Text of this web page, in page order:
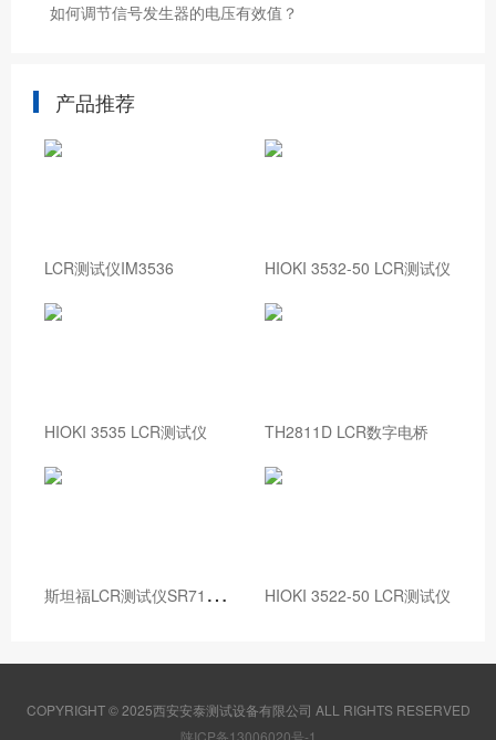
如何调节信号发生器的电压有效值？
产品推荐
LCR测试仪IM3536 HIOKI 3532-50 LCR测试仪
HIOKI 3535 LCR测试仪 TH2811D LCR数字电桥
斯
坦福LCR测试仪SR715/SR720 HIOKI 3522-50 LCR测试仪
COPYRIGHT © 2025西安安泰测试设备有限公司 ALL RIGHTS RESERVED
陕ICP备13006020号-1